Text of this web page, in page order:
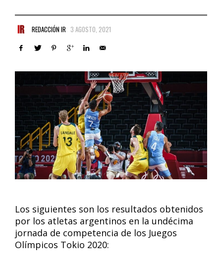
REDACCIÓN IR 3 AGOSTO, 2021
Los siguientes son los resultados obtenidos
por los atletas argentinos en la undécima
jornada de competencia de los Juegos
Olímpicos Tokio 2020: